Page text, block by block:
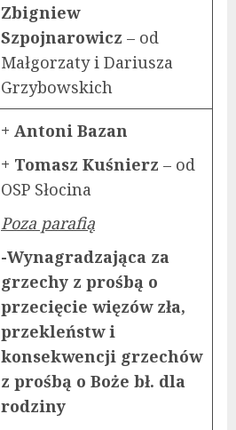
Zbigniew
Szpojnarowicz – od
Małgorzaty i Dariusza
Grzybowskich
+ Antoni Bazan
+ Tomasz Kuśnierz – od
OSP Słocina
Poza parafią
-Wynagradzająca za
grzechy z prośbą o
przecięcie więzów zła,
przekleństw i
konsekwencji grzechów
z prośbą o Boże bł. dla
rodziny